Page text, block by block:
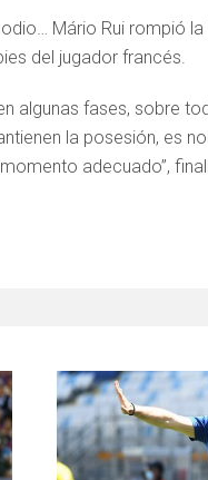
Mário Rui rompió
del jugador francés.
algunas fases, sobre
la posesión, es
adecuado”,